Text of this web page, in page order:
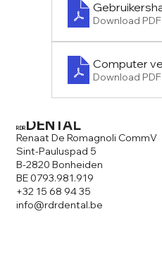
Download PDF
Computer
Download PDF
Renaat De Romagnoli CommV
Sint-Pauluspad 5
B-2820 Bonheiden
BE 0793.981.919
+32 15 68 94 35
info@rdrdental.be
RDRDENTAL